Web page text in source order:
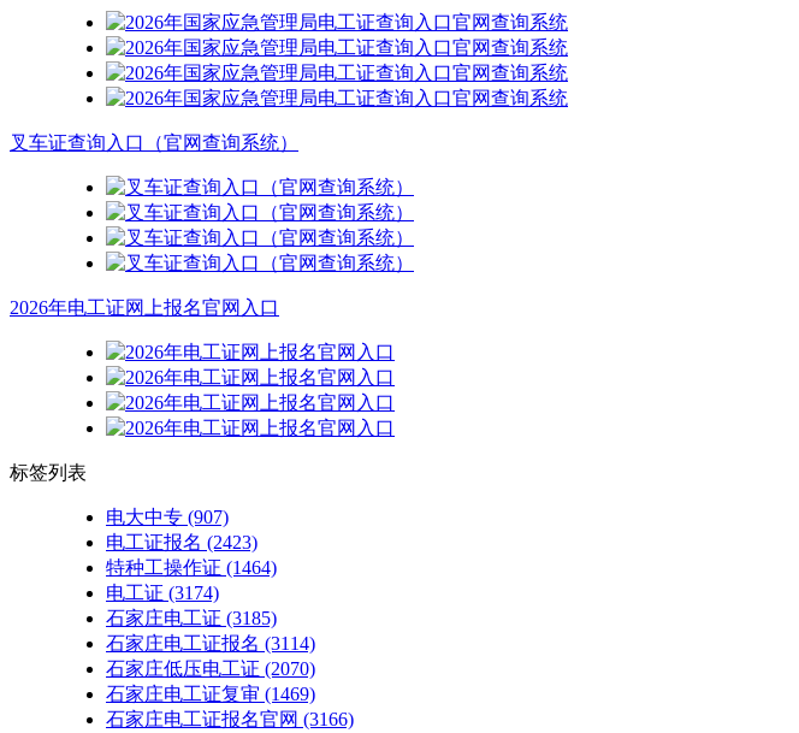
叉车证查询入口（官网查询系统）
2026年电工证网上报名官网入口
标签列表
电大中专 (907)
电工证报名 (2423)
特种工操作证 (1464)
电工证 (3174)
石家庄电工证 (3185)
石家庄电工证报名 (3114)
石家庄低压电工证 (2070)
石家庄电工证复审 (1469)
石家庄电工证报名官网 (3166)